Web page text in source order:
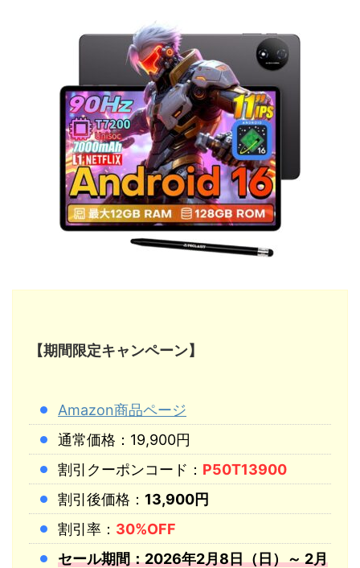
【期間限定キャンペーン】
Amazon商品ページ
通常価格：19,900円
割引クーポンコード： P50T13900
割引後価格： 13,900円
割引率： 30%OFF
セール期間：2026年2月8日（日）～ 2月